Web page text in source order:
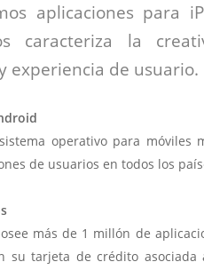
aplicaciones para
caracteriza la
experiencia de usuario.
operativo para móviles
de usuarios en todos los
más de 1 millón de
su tarjeta de crédito